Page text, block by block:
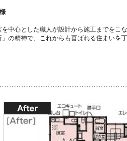
中心とした職人が設計から施工までをこ
の精神で、これからも喜ばれる住まいを